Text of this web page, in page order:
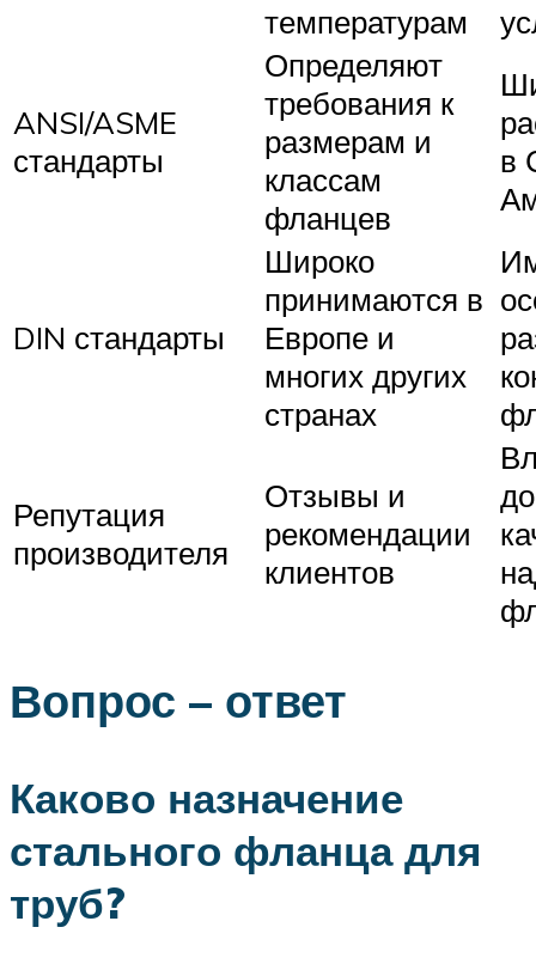
температурам
ANSI/ASME
стандарты
Определяют
требования к
размерам и
классам
фланцев
в
DIN стандарты
Широко
принимаются в
Европе и
многих других
странах
Репутация
производителя
Отзывы и
рекомендации
клиентов
Вопрос – ответ
Каково назначение
стального фланца для
труб?